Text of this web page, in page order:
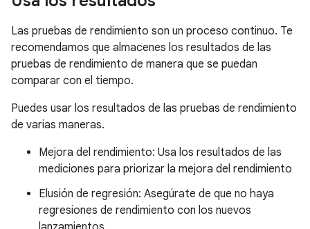
Las pruebas de rendimiento son un proceso continuo. Te
recomendamos que almacenes los resultados de las
pruebas de rendimiento de manera que se puedan
comparar con el tiempo.
Puedes usar los resultados de las pruebas de rendimiento
de varias maneras.
Mejora del rendimiento: Usa los resultados de las
mediciones para priorizar la mejora del rendimiento
Elusión de regresión: Asegúrate de que no haya
regresiones de rendimiento con los nuevos